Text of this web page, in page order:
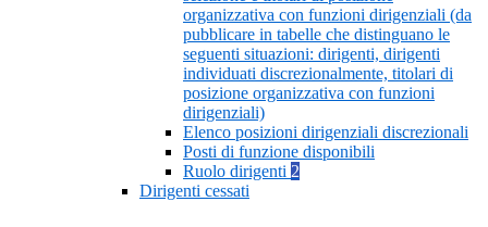
organizzativa con funzioni dirigenziali (da
pubblicare in tabelle che distinguano le
seguenti situazioni: dirigenti, dirigenti
individuati discrezionalmente, titolari di
posizione organizzativa con funzioni
dirigenziali)
Elenco posizioni dirigenziali discrezionali
Posti di funzione disponibili
Ruolo dirigenti 2
Dirigenti cessati